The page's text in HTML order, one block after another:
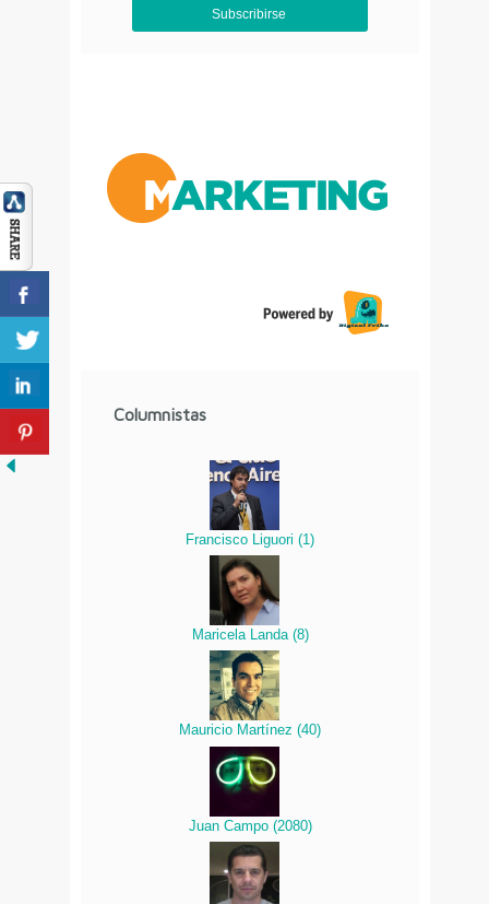
Columnistas
Francisco Liguori (1)
Maricela Landa (8)
Mauricio Martínez (40)
Juan Campo (2080)